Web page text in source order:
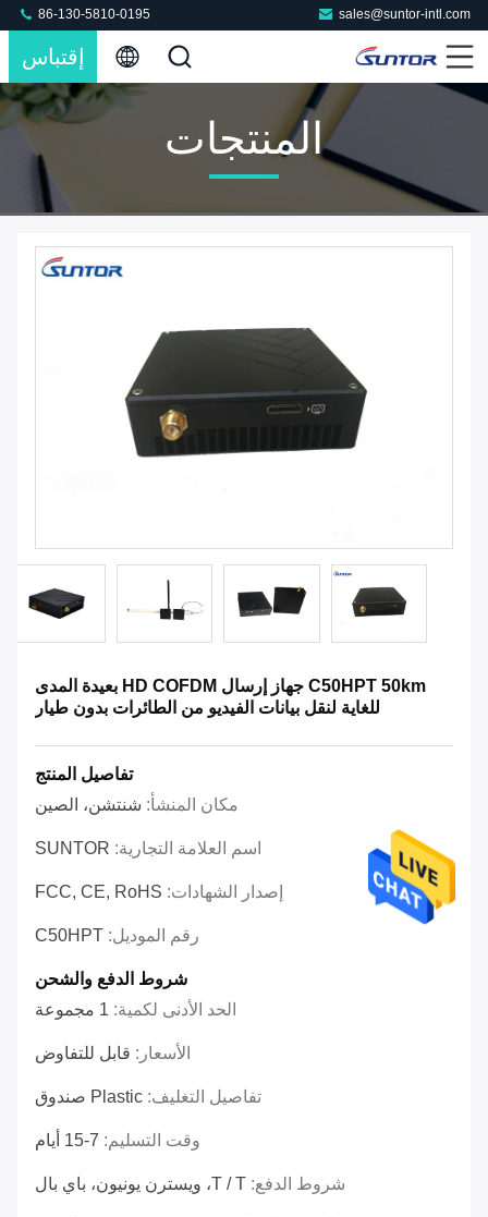
sales@suntor-intl.com
86-130-5810-0195
إقتباس
المنتجات
C50HPT 50km جهاز إرسال HD COFDM بعيدة المدى
للغاية لنقل بيانات الفيديو من الطائرات بدون طيار
تفاصيل المنتج
مكان المنشأ: شنتشن، الصين
اسم العلامة التجارية: SUNTOR
إصدار الشهادات: FCC, CE, RoHS
رقم الموديل: C50HPT
شروط الدفع والشحن
الحد الأدنى لكمية: 1 مجموعة
الأسعار: قابل للتفاوض
تفاصيل التغليف: Plastic صندوق
وقت التسليم: 7-15 أيام
شروط الدفع: T / T، ويسترن يونيون، باي بال